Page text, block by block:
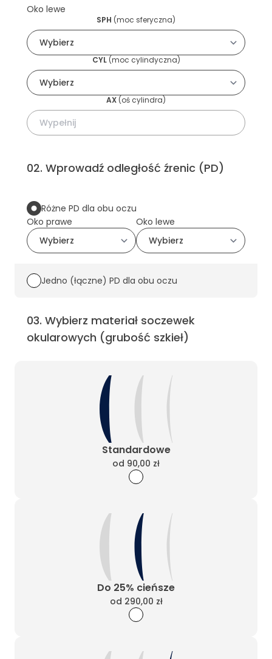
Oko lewe
SPH (moc sferyczna)
CYL(moc cylindyczna)
AX (oś cylindra)
02. Wprowadź odległość źrenic (PD)
Różne PD dla obu oczu
Oko prawe
Oko lewe
Jedno (łączne) PD dla obu oczu
03. Wybierz materiał soczewek
okularowych (grubość szkieł)
Standardowe
od 90,00 zł
Do 25% cieńsze
od 290,00 zł